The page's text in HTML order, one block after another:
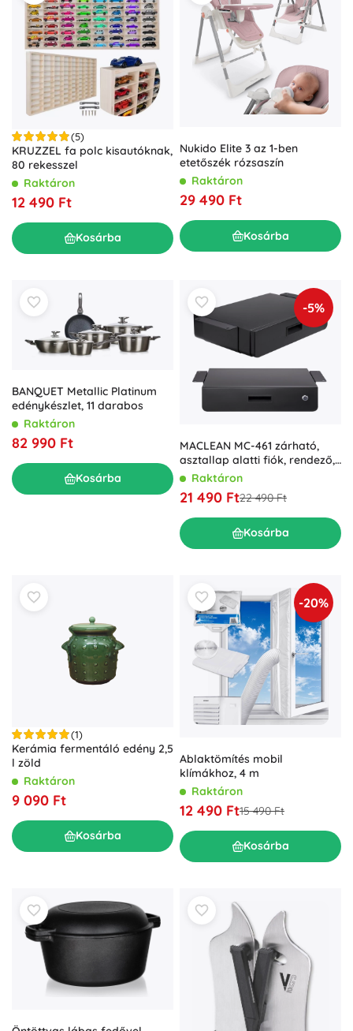
(5)
KRUZZEL fa polc kisautóknak,
80 rekesszel
Raktáron
12 490 Ft
Kosárba
Nukido Elite 3 az 1-ben
etetőszék rózsaszín
Raktáron
29 490 Ft
Kosárba
BANQUET Metallic Platinum
edénykészlet, 11 darabos
Raktáron
82 990 Ft
Kosárba
-5%
MACLEAN MC-461 zárható,
asztallap alatti fiók, rendező,
5 kg, fekete
Raktáron
21 490 Ft22 490 Ft
Kosárba
(1)
Kerámia fermentáló edény 2,5
l zöld
Raktáron
9 090 Ft
Kosárba
-20%
Ablaktömítés mobil
klímákhoz, 4 m
Raktáron
12 490 Ft15 490 Ft
Kosárba